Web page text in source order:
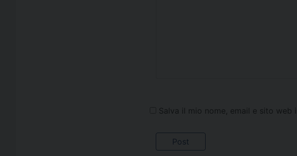
Salva il mio nome, email e sito web